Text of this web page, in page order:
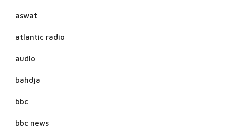
aswat
atlantic radio
audio
bahdja
bbc
bbc news